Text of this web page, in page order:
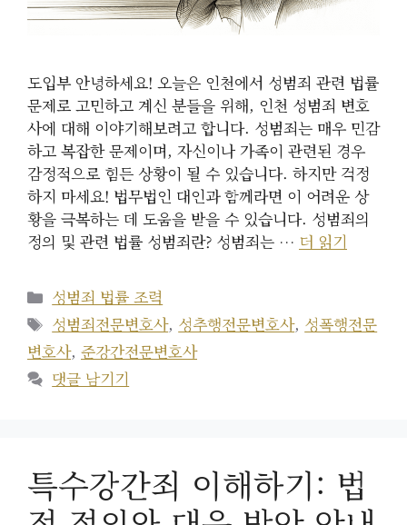
도입부 안녕하세요! 오늘은 인천에서 성범죄 관련 법률
문제로 고민하고 계신 분들을 위해, 인천 성범죄 변호
사에 대해 이야기해보려고 합니다. 성범죄는 매우 민감
하고 복잡한 문제이며, 자신이나 가족이 관련된 경우
감정적으로 힘든 상황이 될 수 있습니다. 하지만 걱정
하지 마세요! 법무법인 대인과 함께라면 이 어려운 상
황을 극복하는 데 도움을 받을 수 있습니다. 성범죄의
정의 및 관련 법률 성범죄란? 성범죄는 … 더 읽기
카
테
고
리
성범죄 법률 조력
태
그
성범죄전문변호사, 성추행전문변호사, 성폭행전문
변호사, 준강간전문변호사
댓글 남기기
특수강간죄 이해하기: 법